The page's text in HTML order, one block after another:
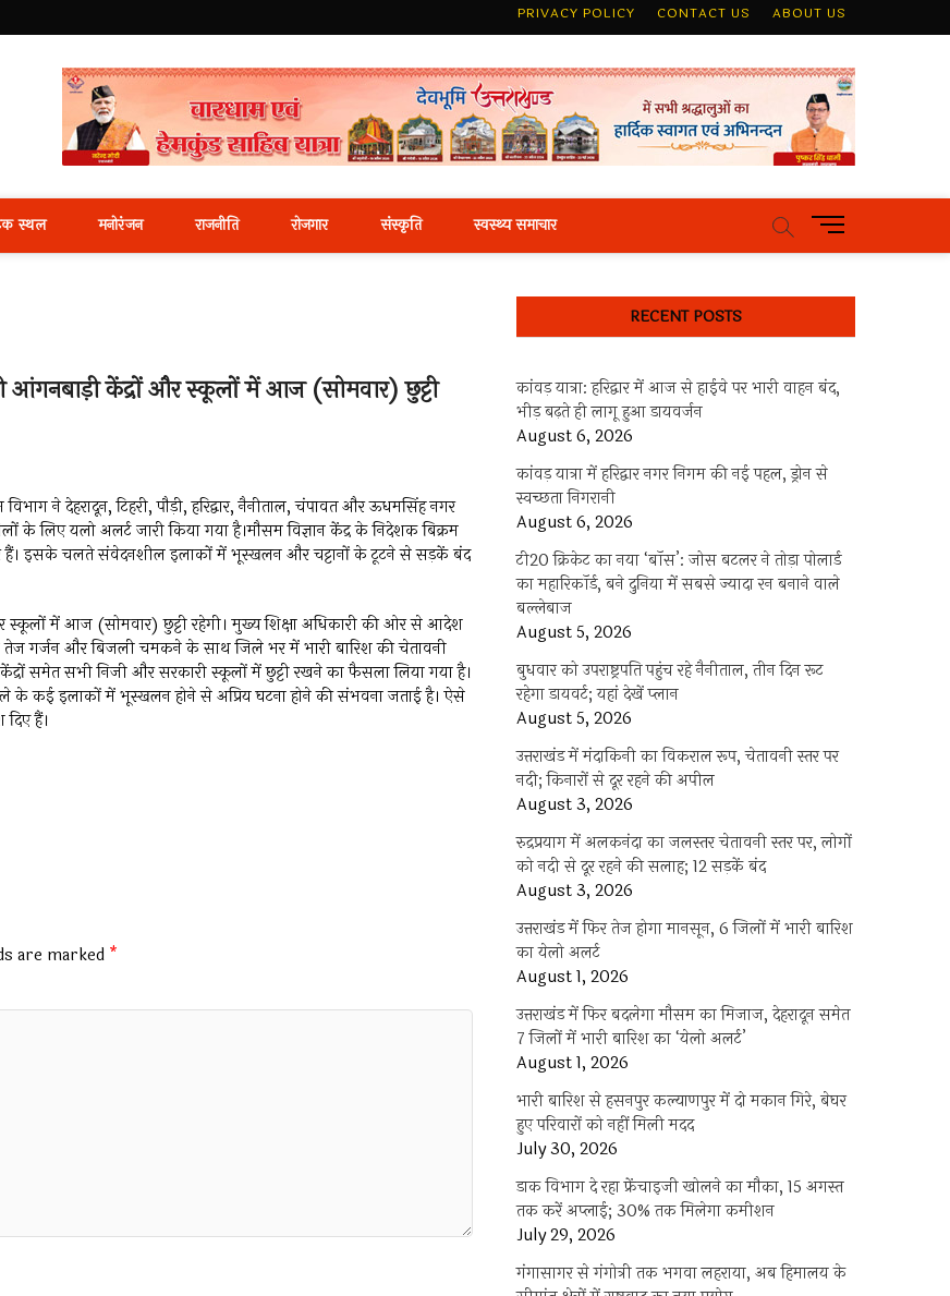
PRIVACY POLICY CONTACT US ABOUT US
Portal
स्थल मनोरंजन राजनीति रोजगार संस्कृति स्वस्थ्य समाचार
M
e
u
u
t
आंगनबाड़ी केंद्रों और स्कूलों में आज (सोमवार) छुट्टी
ने देहरादून, टिहरी, पौड़ी, हरिद्वार, नैनीताल, चंपावत और ऊधमसिंह नगर
यलो अलर्ट जारी किया गया है।मौसम विज्ञान केंद्र के निदेशक बिक्रम
हैं। इसके चलते संवेदनशील इलाकों में भूस्खलन और चट्टानों के टूटने से सड़कें बंद
में आज (सोमवार) छुट्टी रहेगी। मुख्य शिक्षा अधिकारी की ओर से आदेश
गर्जन और बिजली चमकने के साथ जिले भर में भारी बारिश की चेतावनी
समेत सभी निजी और सरकारी स्कूलों में छुट्टी रखने का फैसला लिया गया है।
के कई इलाकों में भूस्खलन होने से अप्रिय घटना होने की संभवना जताई है। ऐसे
हैं।
are marked *
RECENT POSTS
कांवड़ यात्रा: हरिद्वार में आज से हाईवे पर भारी वाहन बंद,
भीड़ बढ़ते ही लागू हुआ डायवर्जन
August 6, 2026
कांवड़ यात्रा में हरिद्वार नगर निगम की नई पहल, ड्रोन से
स्वच्छता निगरानी
August 6, 2026
टी20 क्रिकेट का नया ‘बॉस’: जोस बटलर ने तोड़ा पोलार्ड
का महारिकॉर्ड, बने दुनिया में सबसे ज्यादा रन बनाने वाले
बल्लेबाज
August 5, 2026
बुधवार को उपराष्ट्रपति पहुंच रहे नैनीताल, तीन दिन रूट
रहेगा डायवर्ट; यहां देखें प्‍लान
August 5, 2026
उत्तराखंड में मंदाकिनी का विकराल रूप, चेतावनी स्तर पर
नदी; किनारों से दूर रहने की अपील
August 3, 2026
रुद्रप्रयाग में अलकनंदा का जलस्तर चेतावनी स्तर पर, लोगों
को नदी से दूर रहने की सलाह; 12 सड़कें बंद
August 3, 2026
उत्तराखंड में फिर तेज होगा मानसून, 6 जिलों में भारी बारिश
का येलो अलर्ट
August 1, 2026
उत्तराखंड में फिर बदलेगा मौसम का मिजाज, देहरादून समेत
7 जिलों में भारी बारिश का ‘येलो अलर्ट’
August 1, 2026
भारी बारिश से हसनपुर कल्याणपुर में दो मकान गिरे, बेघर
हुए परिवारों को नहीं मिली मदद
July 30, 2026
डाक विभाग दे रहा फ्रेंचाइजी खोलने का मौका, 15 अगस्त
तक करें अप्लाई; 30% तक मिलेगा कमीशन
July 29, 2026
गंगासागर से गंगोत्री तक भगवा लहराया, अब हिमालय के